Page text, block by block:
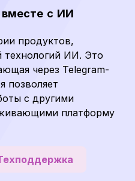
вместе с ИИ
продуктов,
технологий ИИ. Это
через Telegram-
позволяет
с другими
платформу